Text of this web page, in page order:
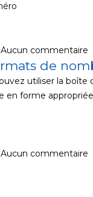
Aucun commentaire
de
utiliser la boîte
en forme
Aucun commentaire